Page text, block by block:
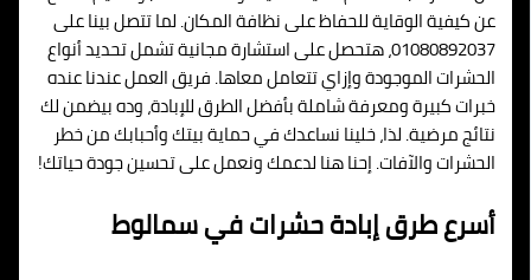
عن كيفية الوقاية للحفاظ على نظافة المكان. لما تتصل بينا على
01080892037، هتحصل على استشارة مجانية تشمل تحديد أنواع
الحشرات الموجودة وإزاي تتعامل معاها. فريق العمل عندنا عنده
خبرات كبيرة ومعرفة شاملة بأفضل الطرق للإبادة، وده بيضمن لك
نتائج مرضية. لذا، خلينا نساعدك في حماية بيتك وأحبابك من خطر
الحشرات والآفات. إحنا هنا لدعمك ونعمل على تحسين جودة حياتك!
أسرع طرق إبادة حشرات في سمالوط